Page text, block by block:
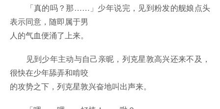
「真的吗？那……」少年说完，见到粉发的舰娘点头
表示同意，随即属于男
人的气血便涌了上来。
见到少年主动与自己亲昵，列克星敦高兴还来不及，
很快在少年舔弄和啃咬
的攻势之下，列克星敦兴奋地叫出声来。